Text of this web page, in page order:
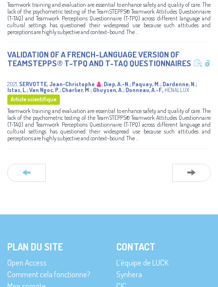
Teamwork training and evaluation are essential to enhance safety and quality of care. The
lack of the psychometric testing of the TeamSTEPPS® Teamwork Attitudes Questionnaire
(T-TAQ) and Teamwork Perceptions Questionnaire (T-TPQ) across different language and
cultural settings has questioned their widespread use because such attitudes and
perceptions are highly subjective and context-bound. The ...
VALIDATION OF A FRENCH-LANGUAGE VERSION OF
TEAMSTEPPS® T-TPQ AND T-TAQ QUESTIONNAIRES
2021 SERVOTTE, Jean-Christophe ; Diep, A.-N.; Paquay, M.; Dardenne, N.;
Istas, L.;Van Ngoc, P.; Charlier, M.; Ghuysen, A.; Donneau, A.-F., HENALLUX
Article scientifique
Teamwork training and evaluation are essential to enhance safety and quality of care. The
lack of the psychometric testing of the TeamSTEPPS® Teamwork Attitudes Questionnaire
(T-TAQ) and Teamwork Perceptions Questionnaire (T-TPQ) across different language and
cultural settings has questioned their widespread use because such attitudes and
perceptions are highly subjective and context-bound. The ...
PLAN DU SITE
Open Access
Comment cela fonctionne?
CONTACT
L’équipe de LUCK
Synhera